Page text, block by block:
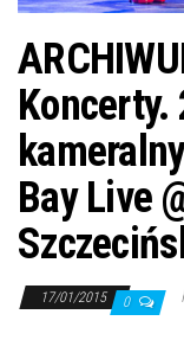
Bay Live
17/01/2015 0